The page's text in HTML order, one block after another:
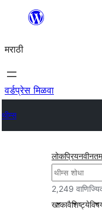
सामुग्रीवर
मराठी
वर्डप्रेस मिळवा
थीम्स
लोकप्रियनवीनतम
शोधा
2,249
खाकावैशिष्ट्ये